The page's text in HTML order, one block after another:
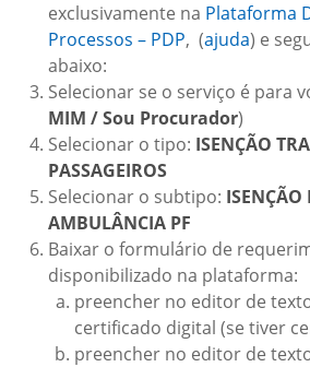
exclusivamente na Plataforma
Processos – PDP, (ajuda) e
abaixo:
Selecionar se o serviço é para
MIM / Sou Procurador)
Selecionar o tipo: ISENÇÃO
PASSAGEIROS
Selecionar o subtipo: ISENÇÃO
AMBULÂNCIA PF
Baixar o formulário de
disponibilizado na plataforma:
preencher no editor de
certificado digital (se tiver
preencher no editor de